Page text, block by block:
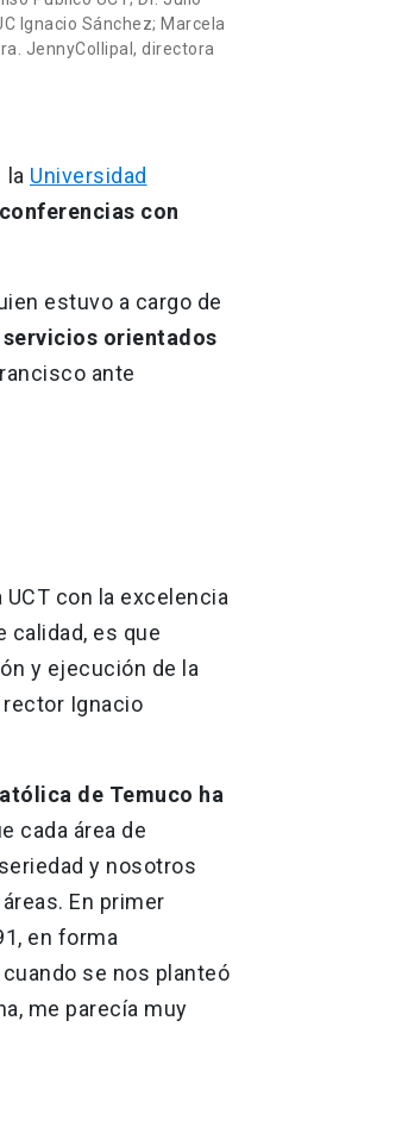
Ignacio Sánchez; Marcela
JennyCollipal, directora
la Universidad
con
estuvo a cargo de
orientados
ante
con la excelencia
calidad, es que
y ejecución de la
rector Ignacio
de Temuco ha
cada área de
y nosotros
En primer
en forma
se nos planteó
me parecía muy